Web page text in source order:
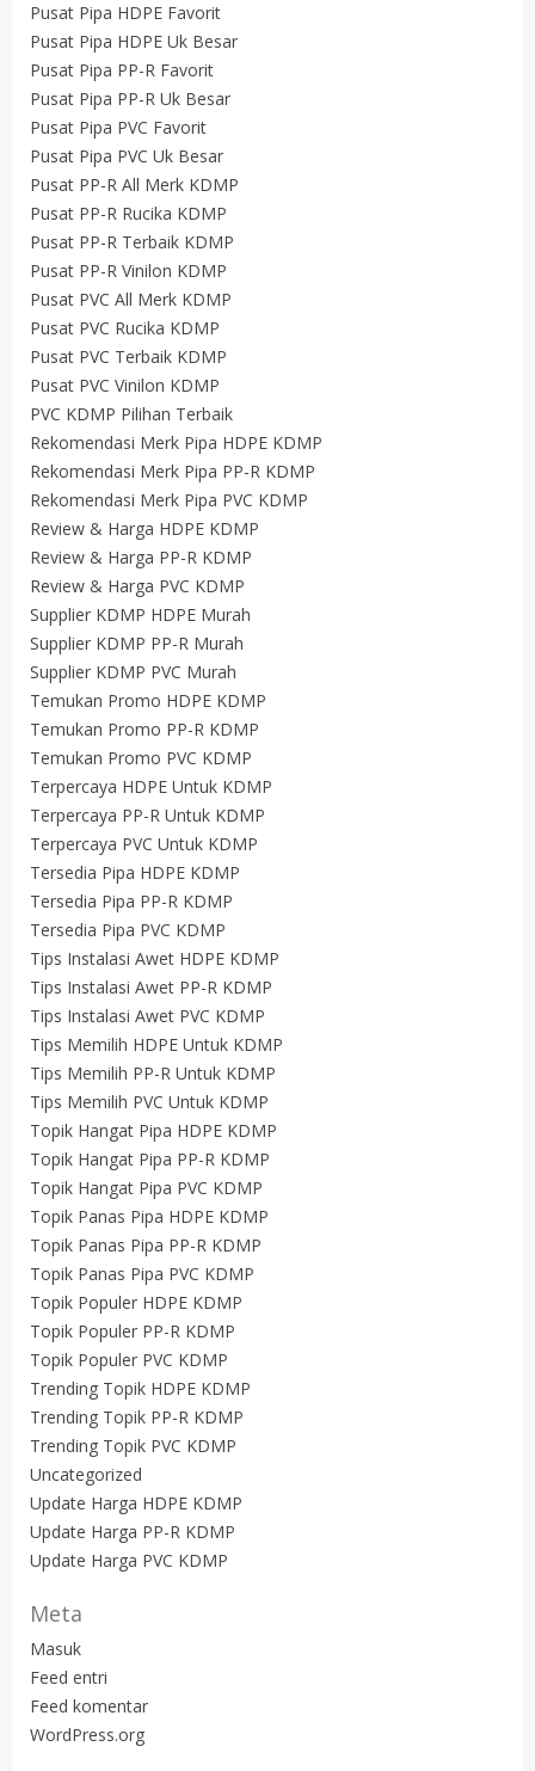
Pusat Pipa HDPE Favorit
Pusat Pipa HDPE Uk Besar
Pusat Pipa PP-R Favorit
Pusat Pipa PP-R Uk Besar
Pusat Pipa PVC Favorit
Pusat Pipa PVC Uk Besar
Pusat PP-R All Merk KDMP
Pusat PP-R Rucika KDMP
Pusat PP-R Terbaik KDMP
Pusat PP-R Vinilon KDMP
Pusat PVC All Merk KDMP
Pusat PVC Rucika KDMP
Pusat PVC Terbaik KDMP
Pusat PVC Vinilon KDMP
PVC KDMP Pilihan Terbaik
Rekomendasi Merk Pipa HDPE KDMP
Rekomendasi Merk Pipa PP-R KDMP
Rekomendasi Merk Pipa PVC KDMP
Review & Harga HDPE KDMP
Review & Harga PP-R KDMP
Review & Harga PVC KDMP
Supplier KDMP HDPE Murah
Supplier KDMP PP-R Murah
Supplier KDMP PVC Murah
Temukan Promo HDPE KDMP
Temukan Promo PP-R KDMP
Temukan Promo PVC KDMP
Terpercaya HDPE Untuk KDMP
Terpercaya PP-R Untuk KDMP
Terpercaya PVC Untuk KDMP
Tersedia Pipa HDPE KDMP
Tersedia Pipa PP-R KDMP
Tersedia Pipa PVC KDMP
Tips Instalasi Awet HDPE KDMP
Tips Instalasi Awet PP-R KDMP
Tips Instalasi Awet PVC KDMP
Tips Memilih HDPE Untuk KDMP
Tips Memilih PP-R Untuk KDMP
Tips Memilih PVC Untuk KDMP
Topik Hangat Pipa HDPE KDMP
Topik Hangat Pipa PP-R KDMP
Topik Hangat Pipa PVC KDMP
Topik Panas Pipa HDPE KDMP
Topik Panas Pipa PP-R KDMP
Topik Panas Pipa PVC KDMP
Topik Populer HDPE KDMP
Topik Populer PP-R KDMP
Topik Populer PVC KDMP
Trending Topik HDPE KDMP
Trending Topik PP-R KDMP
Trending Topik PVC KDMP
Uncategorized
Update Harga HDPE KDMP
Update Harga PP-R KDMP
Update Harga PVC KDMP
Meta
Masuk
Feed entri
Feed komentar
WordPress.org